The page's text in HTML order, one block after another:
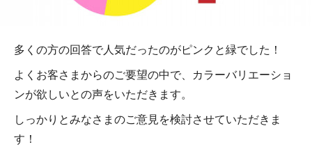
多くの方の回答で人気だったのがピンクと緑でした！
よくお客さまからのご要望の中で、カラーバリエーショ
ンが欲しいとの声をいただきます。
しっかりとみなさまのご意見を検討させていただきま
す！